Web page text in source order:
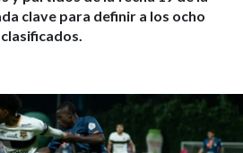
clave para definir a los ocho
clasificados.